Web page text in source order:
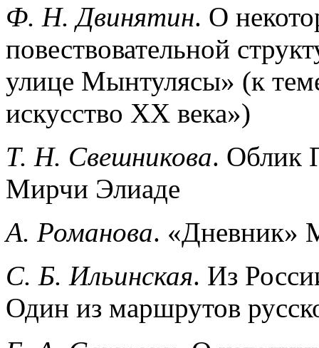
Ф. Н. Двинятин. О
повествовательной
улице Мынтулясы» (к
искусство XX века»)
Т. Н. Свешникова. Облик
Мирчи Элиаде
А. Романова. «Дневник»
С. Б. Ильинская. Из
Один из маршрутов